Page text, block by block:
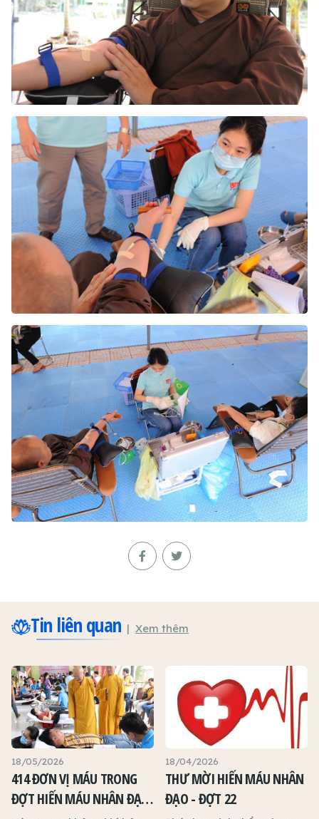
Tin liên quan Xem thêm
18/05/2026
414 ĐƠN VỊ MÁU TRONG
ĐỢT HIẾN MÁU NHÂN ĐẠO
18/04/2026
THƯ MỜI HIẾN MÁU NHÂN
ĐẠO - ĐỢT 22